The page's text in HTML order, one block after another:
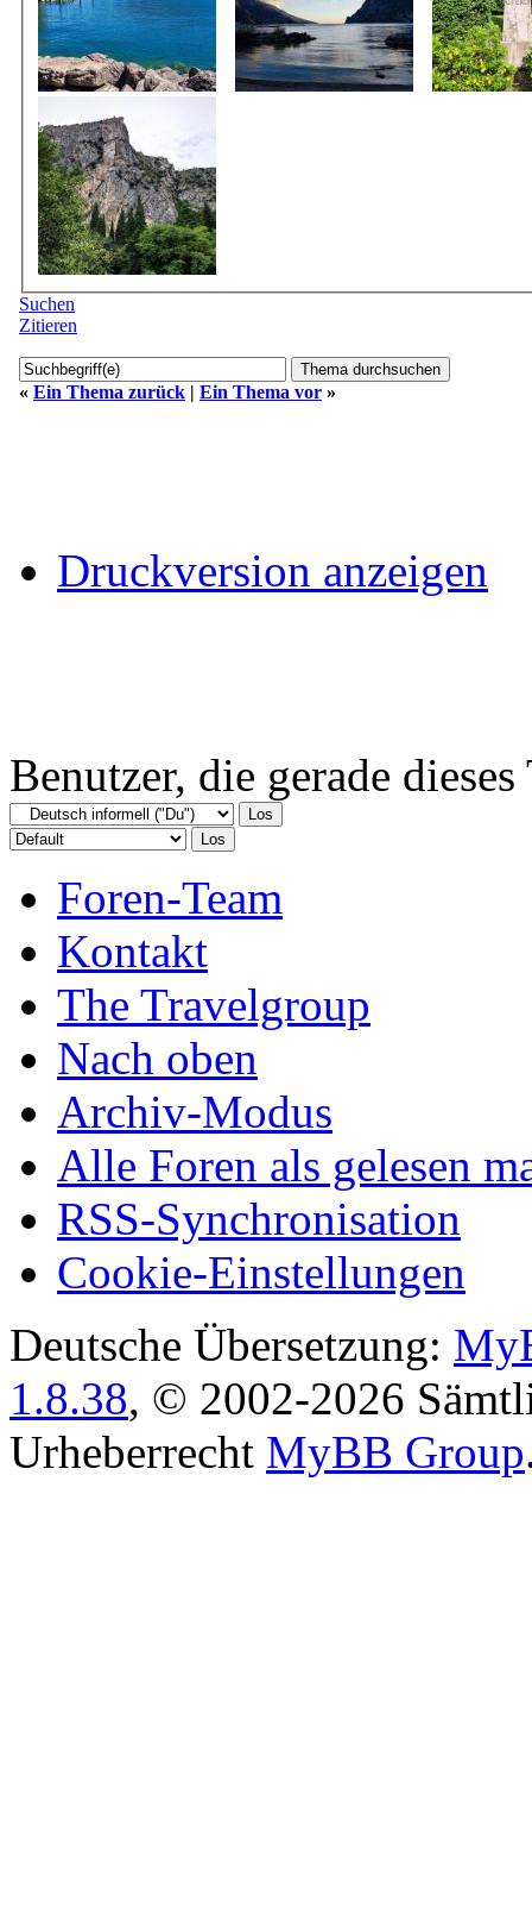
Suchen
Zitieren
« Ein Thema zurück | Ein Thema vor »
Druckversion anzeigen
Benutzer, die gerade
Foren-Team
Kontakt
The Travelgroup
Nach oben
Archiv-Modus
Alle Foren als gelesen
RSS-Synchronisation
Cookie-Einstellungen
Deutsche Übersetzung:
1.8.38, © 2002-2026
Urheberrecht MyBB Group